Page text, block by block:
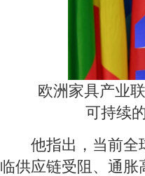
欧洲家具产业联
可持续
他指出，当前全球
临供应链受阻、通